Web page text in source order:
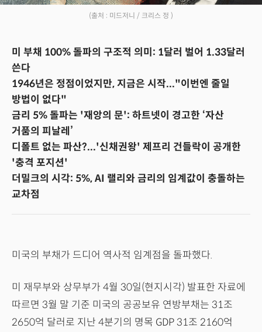
(출처 : 미드저니 / 크리스 정 )
미 부채 100% 돌파의 구조적 의미: 1달러 벌어 1.33달러
쓴다
1946년은 정점이었지만, 지금은 시작..."이번엔 줄일
방법이 없다"
금리 5% 돌파는 '재앙의 문': 하트넷이 경고한 ‘자산
거품의 피날레’
디폴트 없는 파산?...'신채권왕' 제프리 건들락이 공개한
'충격 포지션'
더밀크의 시각: 5%, AI 랠리와 금리의 임계값이 충돌하는
교차점
미국의 부채가 드디어 역사적 임계점을 돌파했다.
미 재무부와 상무부가 4월 30일(현지시각) 발표한 자료에
따르면 3월 말 기준 미국의 공공보유 연방부채는 31조
2650억 달러로 지난 4분기의 명목 GDP 31조 2160억